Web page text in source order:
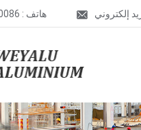
هاتف : 0086—13702443851